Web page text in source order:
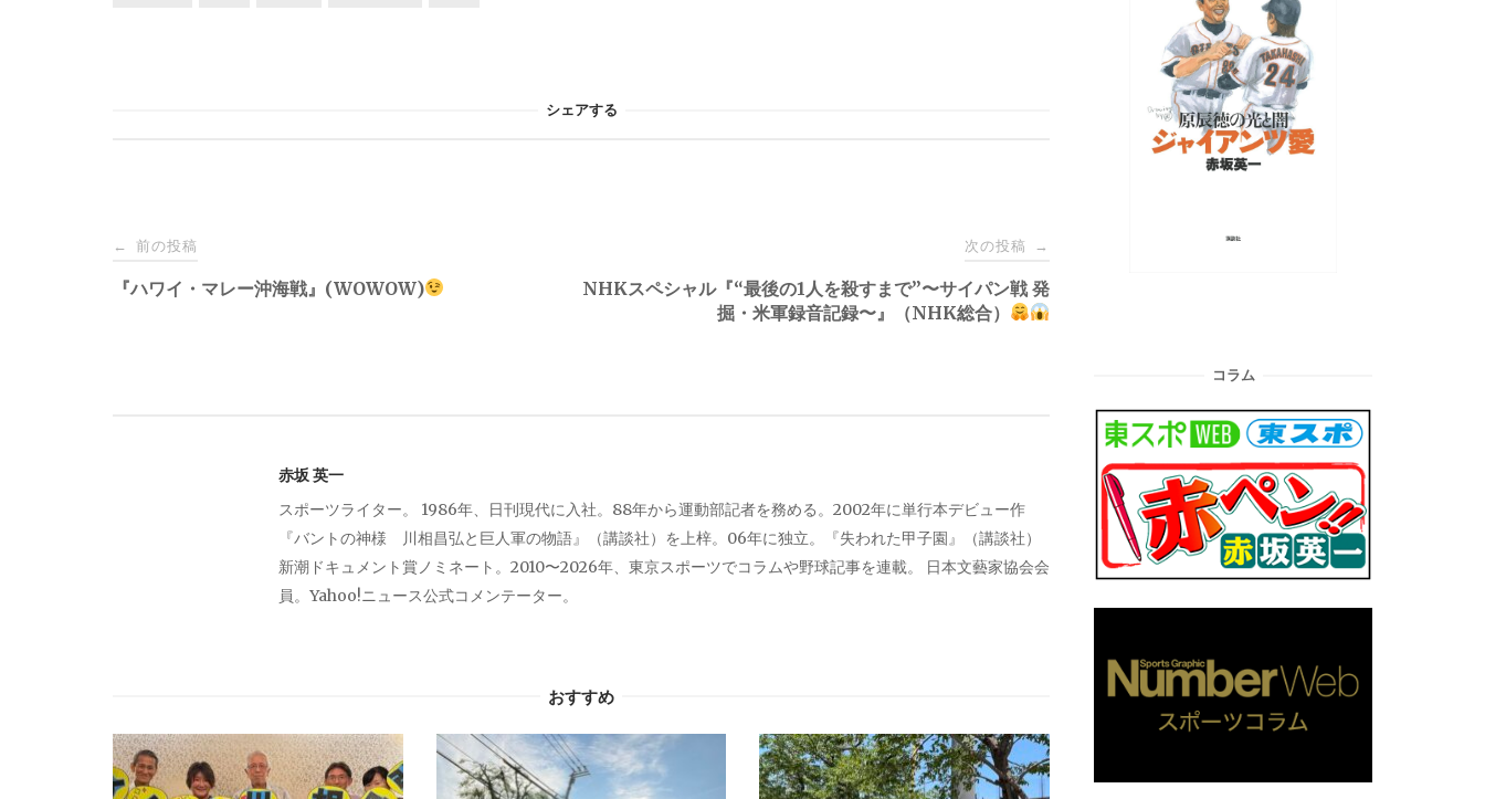
シェアする
投
稿
← 前の投稿
『ハワイ・マレー沖海戦』(WOWOW)
次の投稿 →
NHKスペシャル『“最後の1人を殺すまで”〜サイパン戦 発
掘・米軍録音記録〜』（NHK総合）
赤坂 英一
スポーツライター。 1986年、日刊現代に入社。88年から運動部記者を務める。2002年に単行本デビュー作
『バントの神様 川相昌弘と巨人軍の物語』（講談社）を上梓。06年に独立。『失われた甲子園』（講談社）
新潮ドキュメント賞ノミネート。2010〜2026年、東京スポーツでコラムや野球記事を連載。 日本文藝家協会会
員。Yahoo!ニュース公式コメンテーター。
おすすめ
コラム